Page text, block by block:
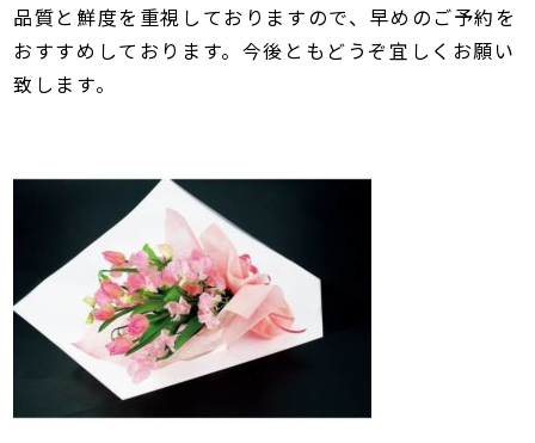
品質と鮮度を重視しておりますので、早めのご予約を
おすすめしております。今後ともどうぞ宜しくお願い
致します。